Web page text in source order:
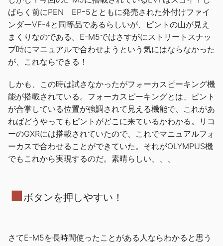
ばらく前にPEN EPｰ5とともに発売された外付けファイ
ンダーVF-4と同等品であるらしいが、ピントの山が見え
まくりなのである。E-M5ではさすがにストリートスナッ
プ時にマニュアルで合わせようという気にはならなかった
が、これならできる！
しかも、この時は試さなかったがフォーカスピーキング機
能が搭載されている。フォーカスピーキングとは、ピント
が合掌している位置が強調されて見える機能で、これがあ
ればどうやってもピントがどこに来ているかわかる。リコ
ーのGXRには搭載されていたので、これでマニュアルフォ
ーカスで合わせることができていた。それがOLYMPUS機
でもこれから実現するのだ。素晴らしい、、、
■ボタンを押しやすい！
さてE-M5を長時間使ったことがある人ならわかると思う